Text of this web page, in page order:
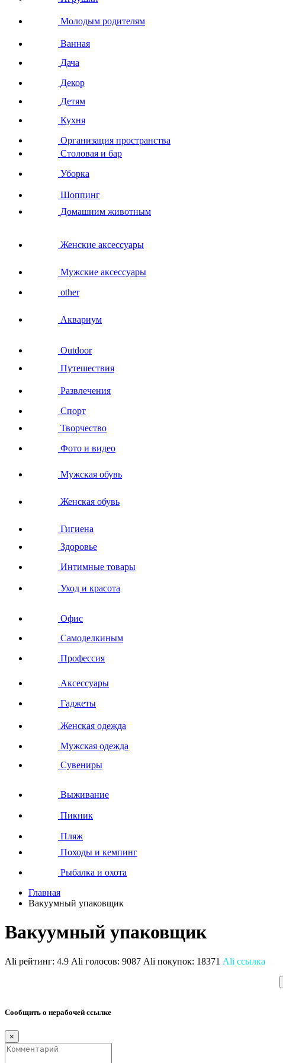
Молодым родителям
Ванная
Дача
Декор
Детям
Кухня
Организация пространства
Столовая и бар
Уборка
Шоппинг
Домашним животным
Женские аксессуары
Мужские аксессуары
other
Аквариум
Outdoor
Путешествия
Развлечения
Спорт
Творчество
Фото и видео
Мужская обувь
Женская обувь
Гигиена
Здоровье
Интимные товары
Уход и красота
Офис
Самоделкиным
Профессия
Аксессуары
Гаджеты
Женская одежда
Мужская одежда
Сувениры
Выживание
Пикник
Пляж
Походы и кемпинг
Рыбалка и охота
Главная
Вакуумный упаковщик
Вакуумный упаковщик
Ali рейтинг: 4.9 Ali голосов: 9087 Ali покупок: 18371 Ali ссылка
Сообщить о нерабочей ссылке
×